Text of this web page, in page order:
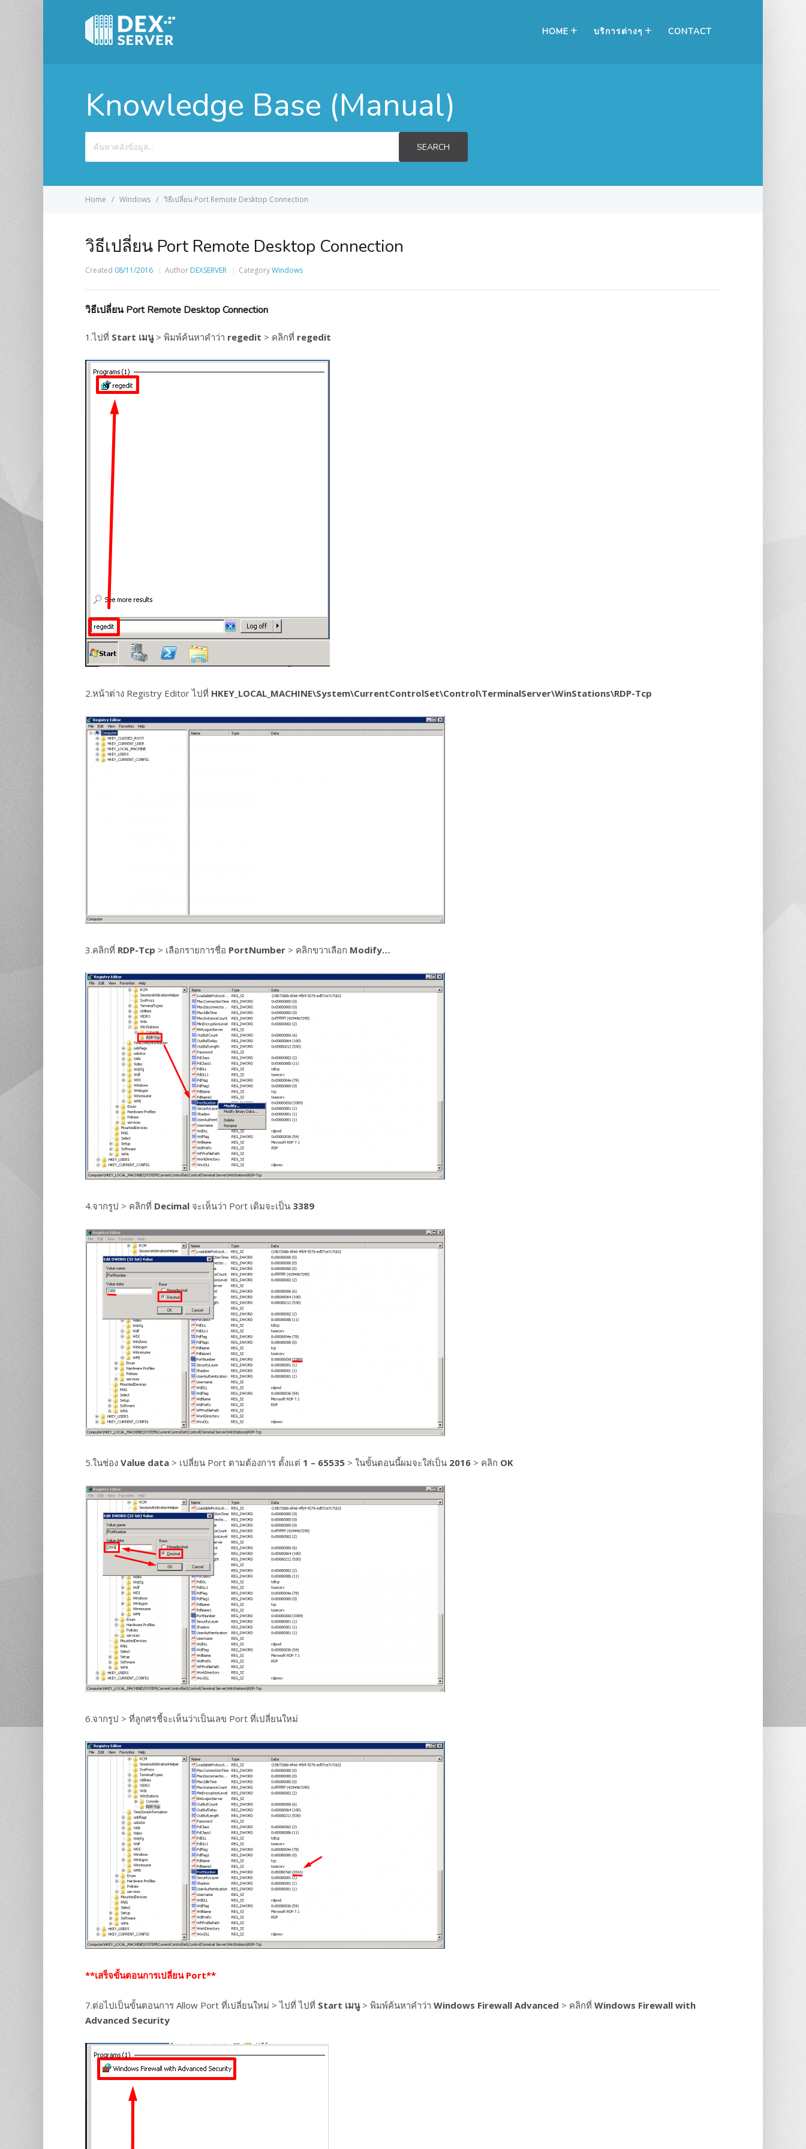
HOME บริการต่างๆ CONTACT
Knowledge Base (Manual)
For
SEARCH
Home Windows วิธีเปลี่ยน Port Remote Desktop Connection
วิธีเปลี่ยน Port Remote Desktop Connection
Created 08/11/2016 Author DEXSERVER CategoryWindows
วิธีเปลี่ยน Port Remote Desktop Connection
1.ไปที่ Start เมนู> พิมพ์ค้นหาคำว่า regedit > คลิกที่ regedit
2.หน้าต่าง Registry Editor ไปที่ HKEY_LOCAL_MACHINE\System\CurrentControlSet\Control\TerminalServer\WinStations\RDP-Tcp
3.คลิกที่ RDP-Tcp > เลือกรายการชื่อ PortNumber > คลิกขวาเลือก Modify…
4.จากรูป > คลิกที่ Decimal จะเห็นว่า Port เดิมจะเป็น 3389
5.ในช่อง Value data > เปลี่ยน Port ตามต้องการ ตั้งแต่ 1 – 65535 > ในขั้นตอนนี้ผมจะใส่เป็น 2016 > คลิก OK
6.จากรูป > ที่ลูกศรชี้จะเห็นว่าเป็นเลข Port ที่เปลี่ยนใหม่
**เสร็จขั้นตอนการเปลี่ยน Port**
7.ต่อไปเป็นขั้นตอนการ Allow Port ที่เปลี่ยนใหม่ > ไปที่ ไปที่ Start เมนู> พิมพ์ค้นหาคำว่า Windows Firewall Advanced > คลิกที่ Windows Firewall with
Advanced Security